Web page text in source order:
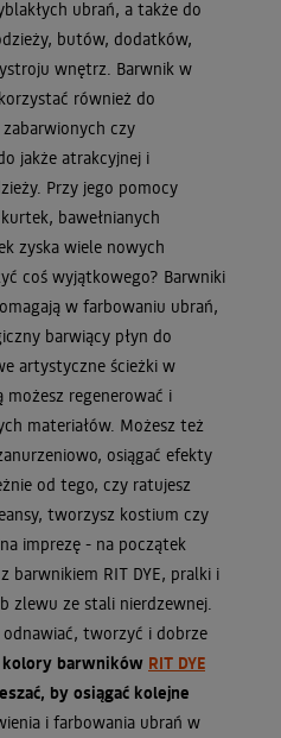
ubrań, a także do
butów, dodatków,
wnętrz. Barwnik w
również do
czy
jakże atrakcyjnej i
Przy jego pomocy
bawełnianych
zyska wiele nowych
coś wyjątkowego? Barwniki
w farbowaniu ubrań,
barwiący płyn do
artystyczne ścieżki w
możesz regenerować i
materiałów. Możesz też
osiągać efekty
od tego, czy ratujesz
tworzysz kostium czy
imprezę - na początek
RIT DYE, pralki i
zlewu ze stali nierdzewnej.
tworzyć i dobrze
kolory barwników RIT DYE
by osiągać kolejne
i farbowania ubrań w